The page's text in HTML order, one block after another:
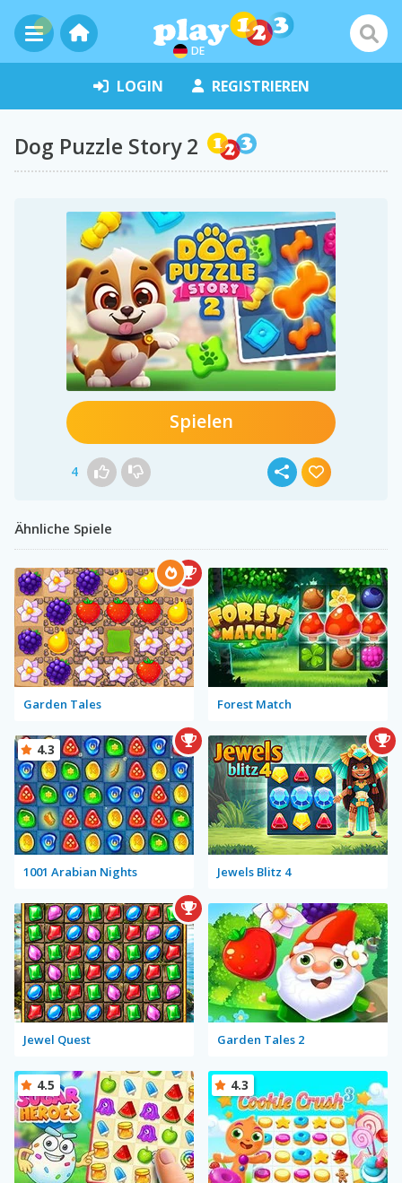
DE
LOGIN REGISTRIEREN
Dog Puzzle Story 2
Spielen
4
Ähnliche Spiele
Garden Tales Forest Match
1001 Arabian Nights
4.3
Jewels Blitz 4
Jewel Quest Garden Tales 2
4.5 4.3